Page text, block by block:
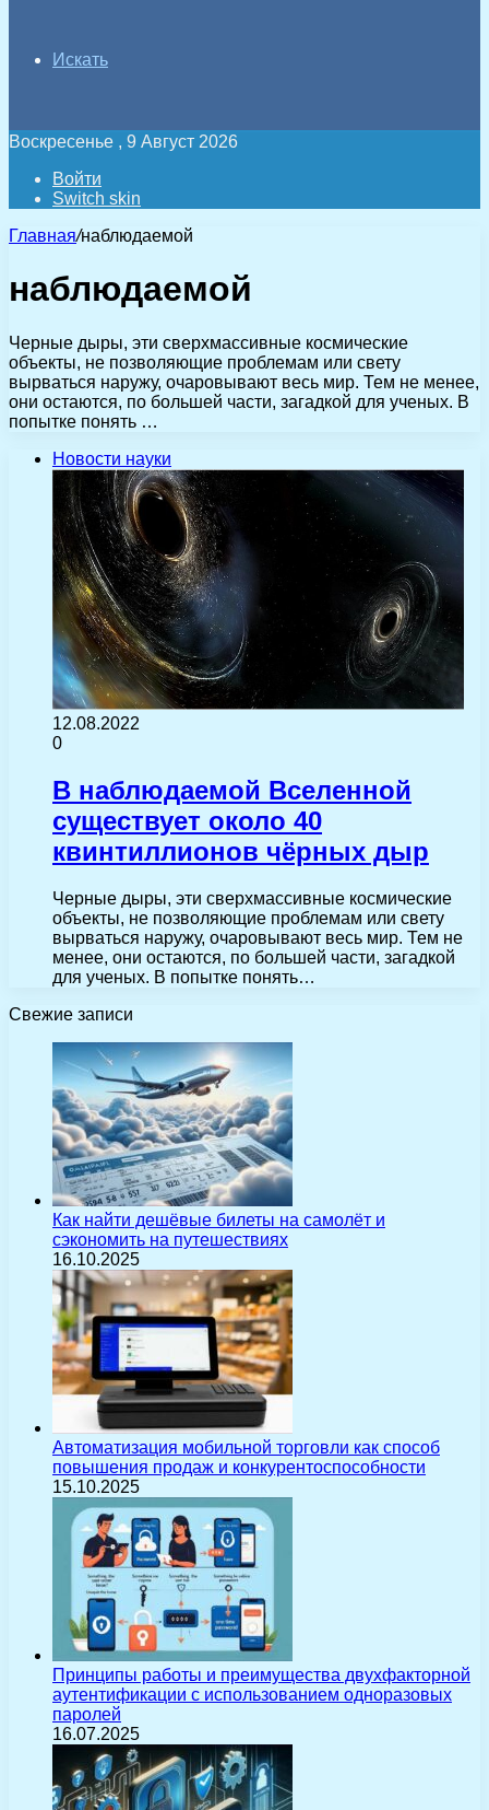
Искать
Воскресенье , 9 Август 2026
Войти
Switch skin
Главная/наблюдаемой
наблюдаемой
Черные дыры, эти сверхмассивные космические
объекты, не позволяющие проблемам или свету
вырваться наружу, очаровывают весь мир. Тем не менее,
они остаются, по большей части, загадкой для ученых. В
попытке понять …
Новости науки
12.08.2022
0
В наблюдаемой Вселенной
существует около 40
квинтиллионов чёрных дыр
Черные дыры, эти сверхмассивные космические
объекты, не позволяющие проблемам или свету
вырваться наружу, очаровывают весь мир. Тем не
менее, они остаются, по большей части, загадкой
для ученых. В попытке понять…
Свежие записи
Как найти дешёвые билеты на самолёт и
сэкономить на путешествиях
16.10.2025
Автоматизация мобильной торговли как способ
повышения продаж и конкурентоспособности
15.10.2025
Принципы работы и преимущества двухфакторной
аутентификации с использованием одноразовых
паролей
16.07.2025